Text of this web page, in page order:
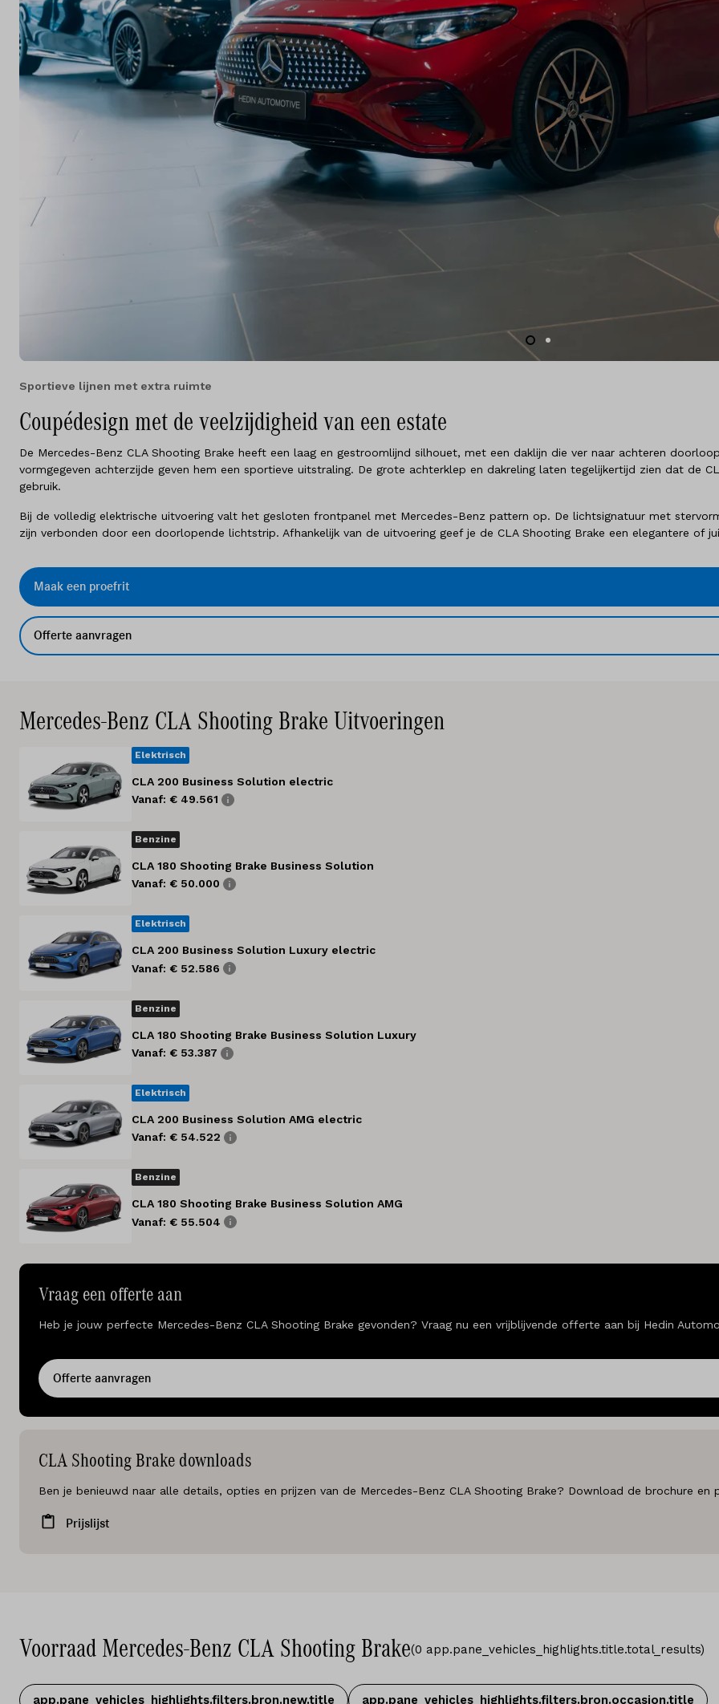
Sportieve lijnen met extra ruimte
Coupédesign met de veelzijdigheid van een estate
De Mercedes-Benz CLA Shooting Brake heeft een laag en gestroomlijnd silhouet, met een daklijn die ver naar achteren
vormgegeven achterzijde geven hem een sportieve uitstraling. De grote achterklep en dakreling laten tegelijkertijd zien dat de
gebruik.
Bij de volledig elektrische uitvoering valt het gesloten frontpanel met Mercedes-Benz pattern op. De lichtsignatuur met
zijn verbonden door een doorlopende lichtstrip. Afhankelijk van de uitvoering geef je de CLA Shooting Brake een elegantere of
Maak een proefrit
Offerte aanvragen
Mercedes-Benz CLA Shooting Brake Uitvoeringen
Elektrisch
CLA 200 Business Solution electric
Vanaf: € 49.561
Benzine
CLA 180 Shooting Brake Business Solution
Vanaf: € 50.000
Elektrisch
CLA 200 Business Solution Luxury electric
Vanaf: € 52.586
Benzine
CLA 180 Shooting Brake Business Solution Luxury
Vanaf: € 53.387
Elektrisch
CLA 200 Business Solution AMG electric
Vanaf: € 54.522
Benzine
CLA 180 Shooting Brake Business Solution AMG
Vanaf: € 55.504
Vraag een offerte aan
Heb je jouw perfecte Mercedes-Benz CLA Shooting Brake gevonden? Vraag nu een vrijblijvende offerte aan bij Hedin
Offerte aanvragen
CLA Shooting Brake downloads
Ben je benieuwd naar alle details, opties en prijzen van de Mercedes-Benz CLA Shooting Brake? Download de brochure en
Prijslijst
Voorraad Mercedes-Benz CLA Shooting Brake(0 app.pane_vehicles_highlights.title.total_results)
app.pane_vehicles_highlights.filters.bron.new.title app.pane_vehicles_highlights.filters.bron.occasion.title